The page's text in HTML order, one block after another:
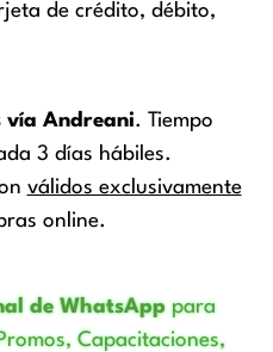
de crédito, débito,
vía Andreani. Tiempo
3 días hábiles.
válidos exclusivamente
online.
de WhatsApppara
Capacitaciones,